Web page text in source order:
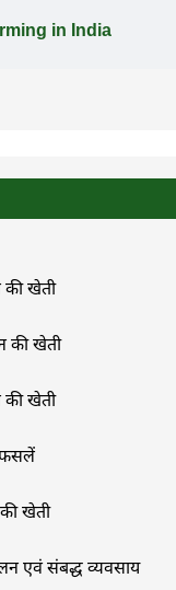
in India
खेती
की खेती
खेती
फसलें
खेती
एवं संबद्ध व्यवसाय